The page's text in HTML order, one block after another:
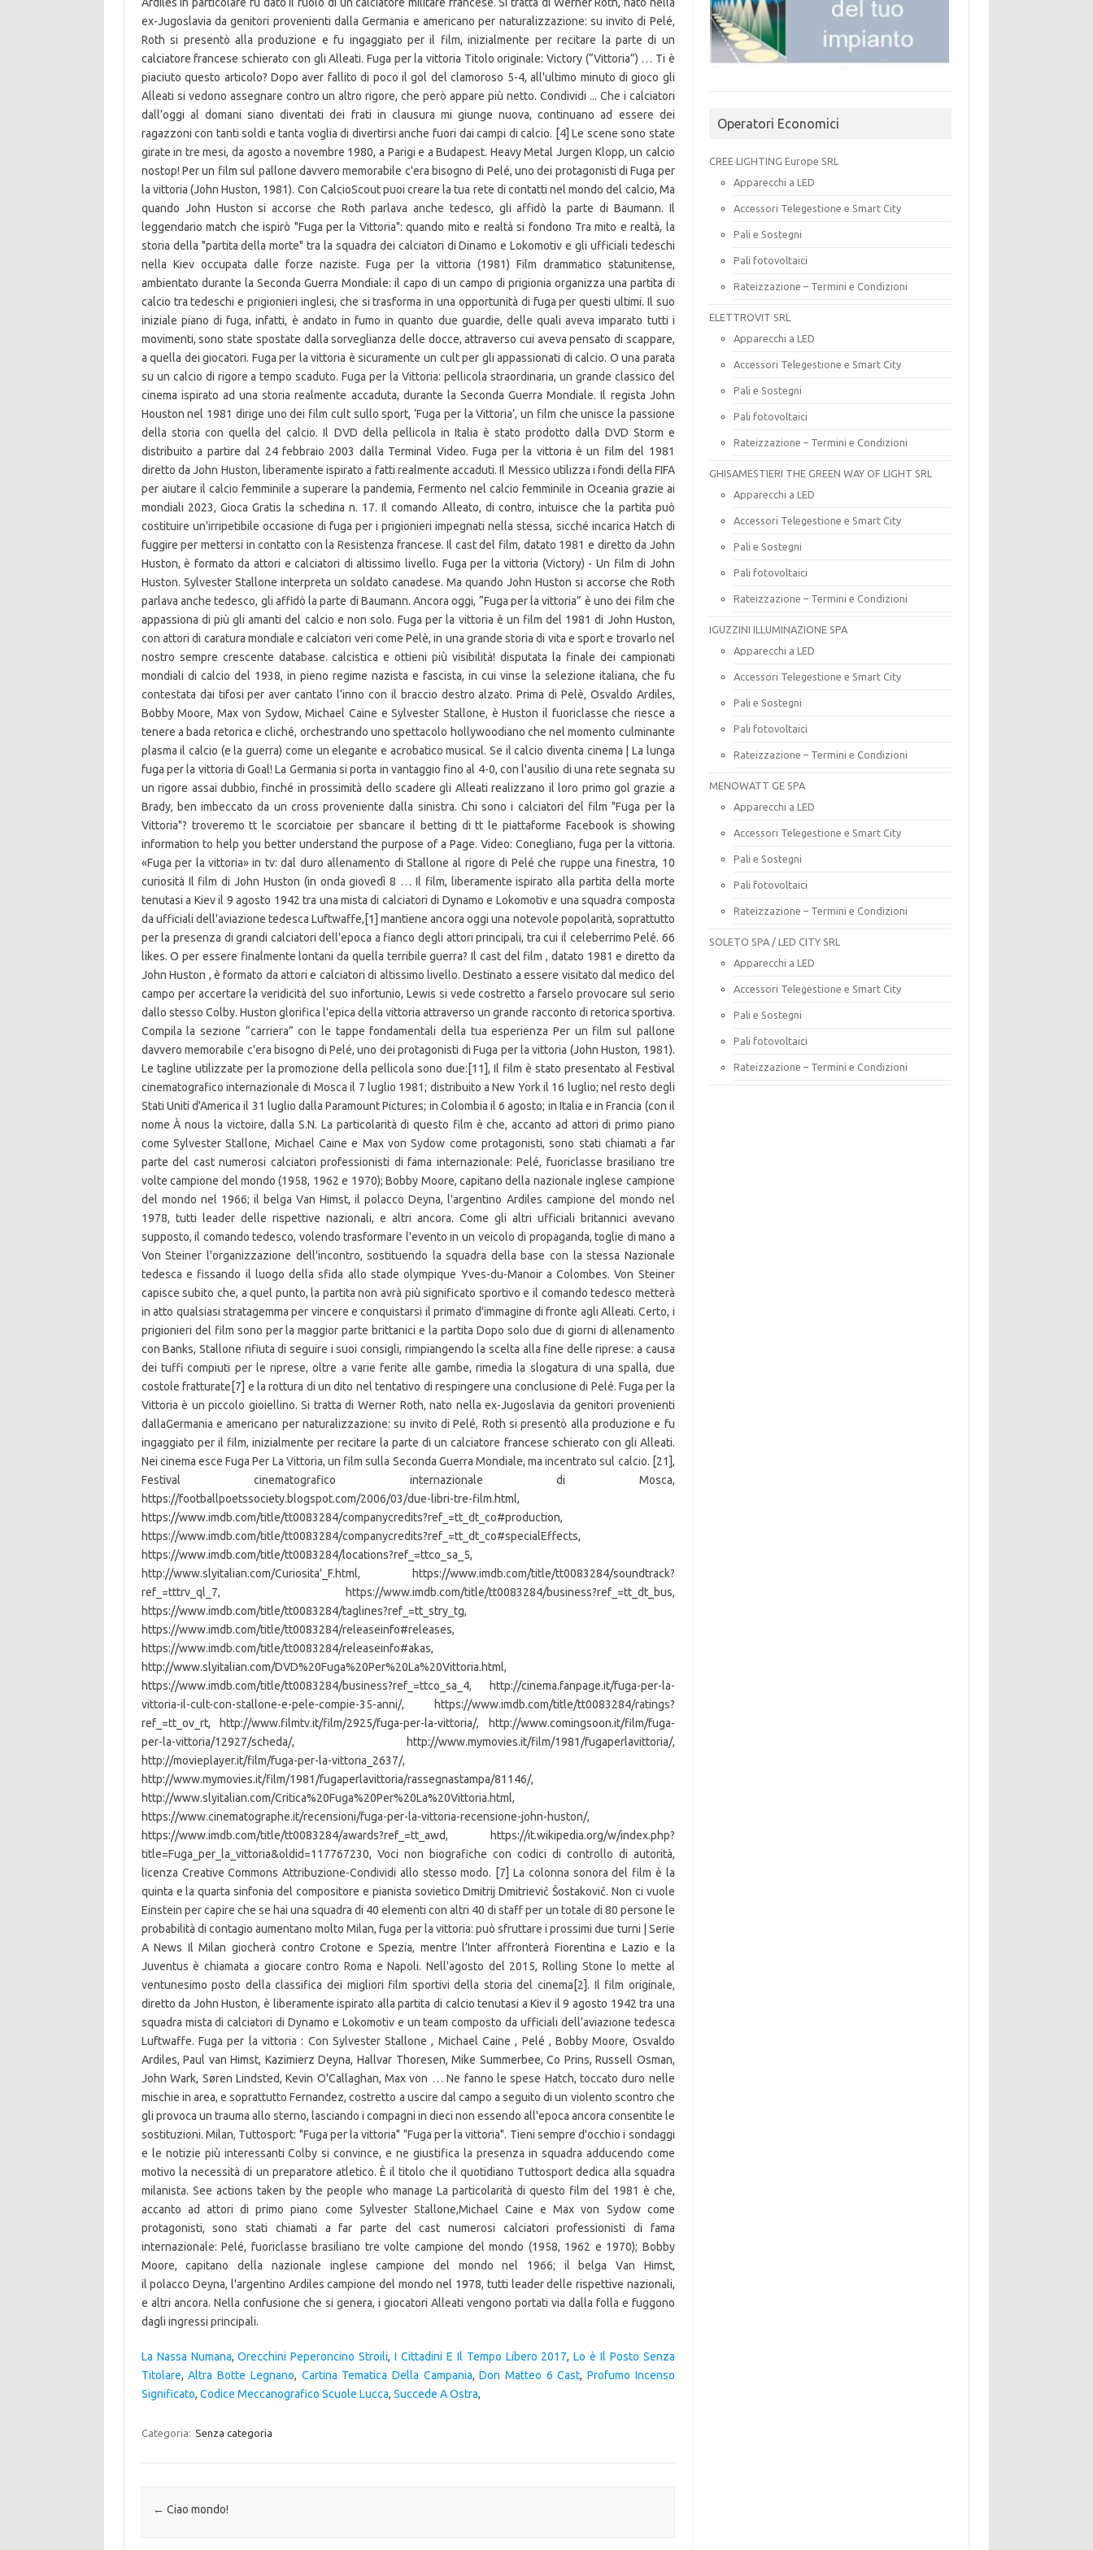
La Nassa Numana,Orecchini Peperoncino Stroili,I Cittadini E Il Tempo Libero 2017,Lo è Il Posto Senza
Titolare,Altra Botte Legnano, Cartina Tematica Della Campania,Don Matteo 6 Cast,Profumo Incenso
Significato, Codice Meccanografico Scuole Lucca, Succede A Ostra,
Categoria: Senza categoria
Navigazione articolo
← Ciao mondo!
Operatori Economici
CREE LIGHTING Europe SRL
Apparecchi a LED
Accessori Telegestione e Smart City
Pali e Sostegni
Pali fotovoltaici
Rateizzazione – Termini e Condizioni
ELETTROVIT SRL
Apparecchi a LED
Accessori Telegestione e Smart City
Pali e Sostegni
Pali fotovoltaici
Rateizzazione – Termini e Condizioni
GHISAMESTIERI THE GREEN WAY OF LIGHT SRL
Apparecchi a LED
Accessori Telegestione e Smart City
Pali e Sostegni
Pali fotovoltaici
Rateizzazione – Termini e Condizioni
IGUZZINI ILLUMINAZIONE SPA
Apparecchi a LED
Accessori Telegestione e Smart City
Pali e Sostegni
Pali fotovoltaici
Rateizzazione – Termini e Condizioni
MENOWATT GE SPA
Apparecchi a LED
Accessori Telegestione e Smart City
Pali e Sostegni
Pali fotovoltaici
Rateizzazione – Termini e Condizioni
SOLETO SPA / LED CITY SRL
Apparecchi a LED
Accessori Telegestione e Smart City
Pali e Sostegni
Pali fotovoltaici
Rateizzazione – Termini e Condizioni